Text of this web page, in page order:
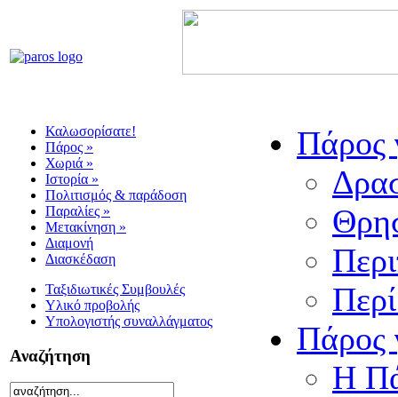
Καλωσορίσατε!
Πάρος »
Χωριά »
Ιστορία »
Πολιτισμός & παράδοση
Παραλίες »
Μετακίνηση »
Διαμονή
Διασκέδαση
Ταξιδιωτικές Συμβουλές
Υλικό προβολής
Υπολογιστής συναλλάγματος
Αναζήτηση
Πάρος
Πάρος
Η